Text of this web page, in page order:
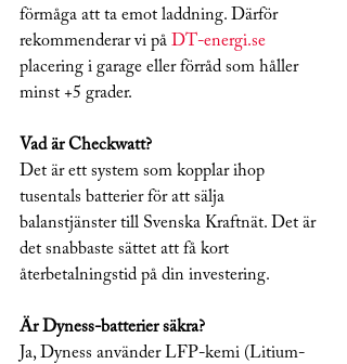
förmåga att ta emot laddning. Därför
rekommenderar vi på DT-energi.se
placering i garage eller förråd som håller
minst +5 grader.
Vad är Checkwatt?
Det är ett system som kopplar ihop
tusentals batterier för att sälja
balanstjänster till Svenska Kraftnät. Det är
det snabbaste sättet att få kort
återbetalningstid på din investering.
Är Dyness-batterier säkra?
Ja, Dyness använder LFP-kemi (Litium-